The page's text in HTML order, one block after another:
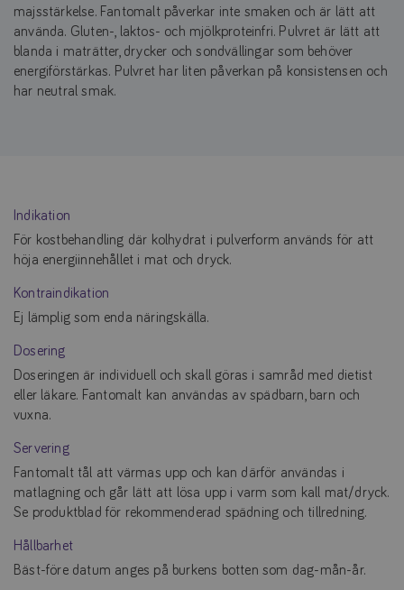
majsstärkelse. Fantomalt påverkar inte smaken och är lätt att
använda. Gluten-, laktos- och mjölkproteinfri. Pulvret är lätt att
blanda i maträtter, drycker och sondvällingar som behöver
energiförstärkas. Pulvret har liten påverkan på konsistensen och
har neutral smak.
Indikation
För kostbehandling där kolhydrat i pulverform används för att
höja energiinnehållet i mat och dryck.
Kontraindikation
Ej lämplig som enda näringskälla.
Dosering
Doseringen är individuell och skall göras i samråd med dietist
eller läkare. Fantomalt kan användas av spädbarn, barn och
vuxna.
Servering
Fantomalt tål att värmas upp och kan därför användas i
matlagning och går lätt att lösa upp i varm som kall mat/dryck.
Se produktblad för rekommenderad spädning och tillredning.
Hållbarhet
Bäst-före datum anges på burkens botten som dag-mån-år.